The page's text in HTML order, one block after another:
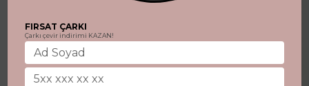
FIRSAT ÇARKI
Çarkı çevir indirimi KAZAN!